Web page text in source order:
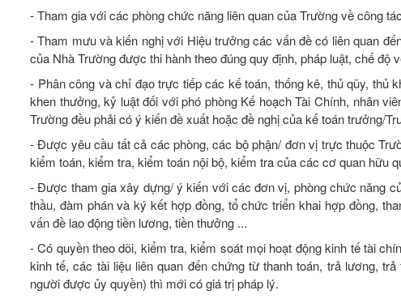
- Tham gia với các phòng chức năng liên quan của Trường về công
- Tham mưu và kiến nghị với Hiệu trưởng các vấn đề có liên quan
của Nhà Trường được thi hành theo đúng quy định, pháp luật, chế
- Phân công và chỉ đạo trực tiếp các kế toán, thống kê, thủ qũy, thủ
khen thưởng, kỷ luật đối với phó phòng Kế hoạch Tài Chính, nhân
Trường đều phải có ý kiến đề xuất hoặc đề nghị của kế toán trưởng/
- Được yêu cầu tất cả các phòng, các bộ phận/ đơn vị trực thuộc
kiểm toán, kiểm tra, kiểm toán nội bộ, kiểm tra của các cơ quan hữu
- Được tham gia xây dựng/ ý kiến với các đơn vị, phòng chức năng
thầu, đàm phán và ký kết hợp đồng, tổ chức triển khai hợp đồng,
vấn đề lao động tiền lương, tiền thưởng ...
- Có quyền theo dõi, kiểm tra, kiểm soát mọi hoạt động kinh tế tài
kinh tế, các tài liệu liên quan đến chứng từ thanh toán, trả lương,
người được ủy quyền) thì mới có giá trị pháp lý.